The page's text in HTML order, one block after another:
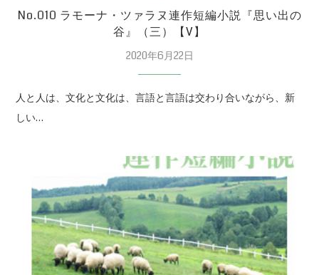
No.010 ラモーナ・ツァラヌ連作短編小説『思い出の
谷』（三）【V】
2020年6月22日
人と人は、文化と文化は、言語と言語は交わり合いながら、新
しい…